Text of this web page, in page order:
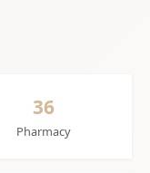
36
Pharmacy